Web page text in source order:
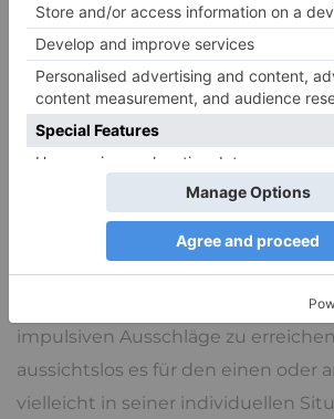
Eine BPS therapeutisch anzugehen
Zutrauen und Geduld auf beiden
beim Patienten als auch beim
Laufe der letzten Jahre wurden die
Ansatzpunkte für Borderline
Betonung der Stärken bei
mit dem Ergebnis, dass die
Es ist möglich, mit den Facetten
umgehen zu lernen und eine
impulsiven Ausschläge zu
aussichtslos es für den einen oder
vielleicht in seiner individuellen